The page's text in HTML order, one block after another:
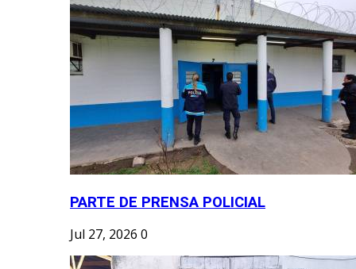
PARTE DE PRENSA POLICIAL
Jul 27, 2026 0